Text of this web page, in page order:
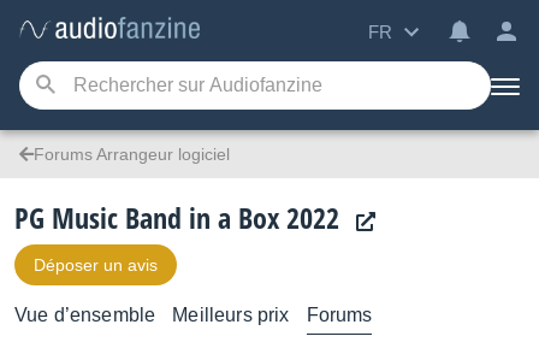
FR
Forums Arrangeur logiciel
PG Music Band in a Box 2022
Déposer un avis
Vue d’ensemble Meilleurs prix Forums